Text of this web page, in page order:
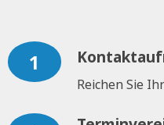
1
Reichen Sie